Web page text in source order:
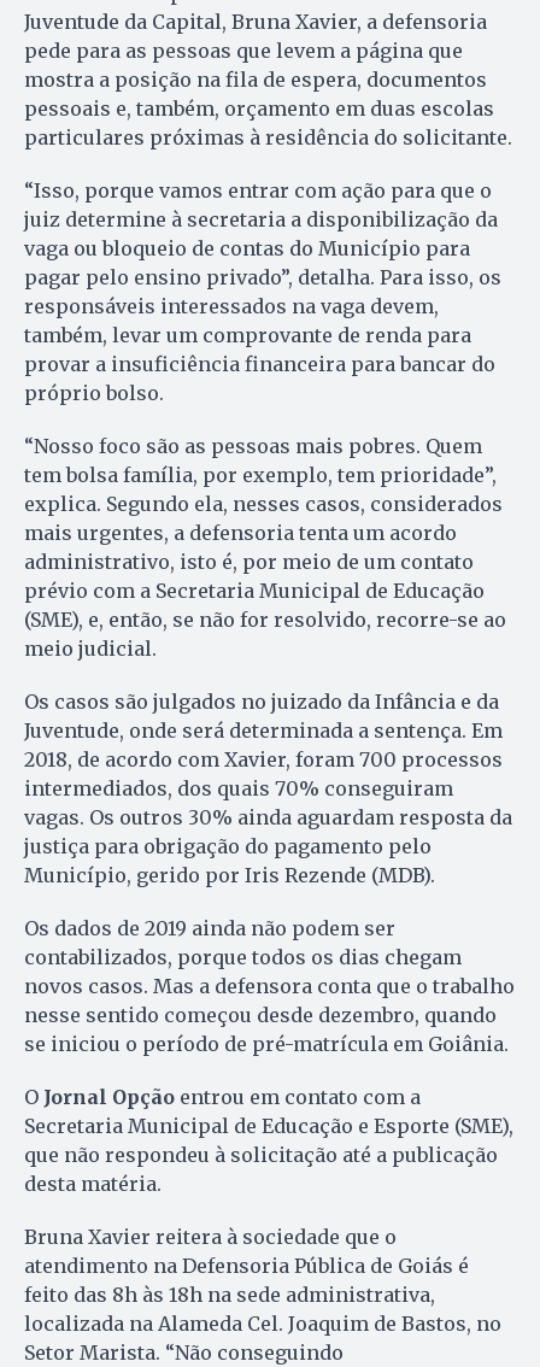
Juventude da Capital, Bruna Xavier, a defensoria
pede para as pessoas que levem a página que
mostra a posição na fila de espera, documentos
pessoais e, também, orçamento em duas escolas
particulares próximas à residência do solicitante.
“Isso, porque vamos entrar com ação para que o
juiz determine à secretaria a disponibilização da
vaga ou bloqueio de contas do Município para
pagar pelo ensino privado”, detalha. Para isso, os
responsáveis interessados na vaga devem,
também, levar um comprovante de renda para
provar a insuficiência financeira para bancar do
próprio bolso.
“Nosso foco são as pessoas mais pobres. Quem
tem bolsa família, por exemplo, tem prioridade”,
explica. Segundo ela, nesses casos, considerados
mais urgentes, a defensoria tenta um acordo
administrativo, isto é, por meio de um contato
prévio com a Secretaria Municipal de Educação
(SME), e, então, se não for resolvido, recorre-se ao
meio judicial.
Os casos são julgados no juizado da Infância e da
Juventude, onde será determinada a sentença. Em
2018, de acordo com Xavier, foram 700 processos
intermediados, dos quais 70% conseguiram
vagas. Os outros 30% ainda aguardam resposta da
justiça para obrigação do pagamento pelo
Município, gerido por Iris Rezende (MDB).
Os dados de 2019 ainda não podem ser
contabilizados, porque todos os dias chegam
novos casos. Mas a defensora conta que o trabalho
nesse sentido começou desde dezembro, quando
se iniciou o período de pré-matrícula em Goiânia.
O Jornal Opção entrou em contato com a
Secretaria Municipal de Educação e Esporte (SME),
que não respondeu à solicitação até a publicação
desta matéria.
Bruna Xavier reitera à sociedade que o
atendimento na Defensoria Pública de Goiás é
feito das 8h às 18h na sede administrativa,
localizada na Alameda Cel. Joaquim de Bastos, no
Setor Marista. “Não conseguindo